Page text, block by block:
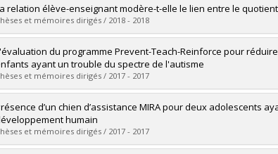
:Schüle, Marc-Olivier
: Doctoral
:Ph. D.
Lien vers le document dans Papyrus
relation élève-enseignant modère-t-elle le lien entre le
et mémoires dirigés / 2018 - 2018
:Belleï-Rodriguez, Carmen-Édith
:Master's
:M. Sc.
vers le document dans Papyrus
du programme Prevent-Teach-Reinforce pour
ayant un trouble du spectre de l'autisme
et mémoires dirigés / 2017 - 2017
:Argumedes Charles, Malena
:Doctoral
:Ph. D.
vers le document dans Papyrus
d’un chien d’assistance MIRA pour deux adolescents
humain
et mémoires dirigés / 2017 - 2017